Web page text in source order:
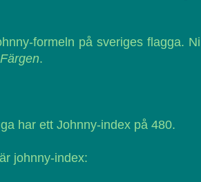
formeln på sveriges flagga. Ni
.
har ett Johnny-index på 480.
johnny-index: